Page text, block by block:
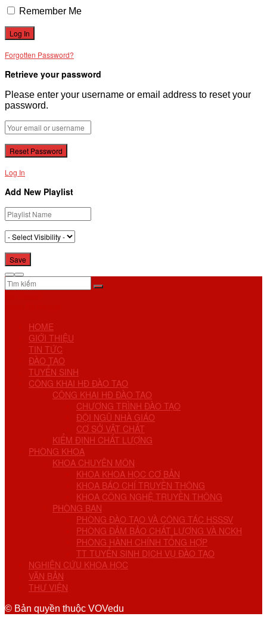
Remember Me
Forgotten Password?
Retrieve your password
Please enter your username or email address to reset your
password.
Log In
Add New Playlist
HOME
GIỚI THIỆU
TIN TỨC
ĐÀO TẠO
TUYỂN SINH
CÔNG KHAI HĐ ĐÀO TẠO
CÔNG KHAI HĐ ĐÀO TẠO
CHƯƠNG TRÌNH ĐÀO TẠO
ĐỘI NGŨ NHÀ GIÁO
CƠ SỞ VẬT CHẤT
KIỂM ĐỊNH CHẤT LƯỢNG
PHÒNG KHOA
KHOA CHUYÊN MÔN
KHOA KHOA HỌC CƠ BẢN
KHOA BÁO CHÍ TRUYỀN THÔNG
KHOA CÔNG NGHỆ TRUYỀN THÔNG
PHÒNG BAN
PHÒNG ĐÀO TẠO VÀ CÔNG TÁC HSSSV
PHÒNG ĐẢM BẢO CHẤT LƯỢNG VÀ NCKH
PHÒNG HÀNH CHÍNH TỔNG HỢP
TT TUYỂN SINH DỊCH VỤ ĐÀO TẠO
NGHIÊN CỨU KHOA HỌC
VĂN BẢN
THƯ VIỆN
© Bản quyền thuộc VOVedu